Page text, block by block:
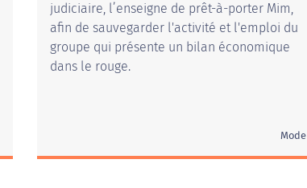
judiciaire, l’enseigne de prêt-à-porter Mim,
afin de sauvegarder l'activité et l'emploi du
groupe qui présente un bilan économique
dans le rouge.
Mode